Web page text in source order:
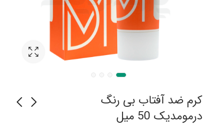
کرم ضد آفتاب بی رنگ
درمومدیک 50 میل